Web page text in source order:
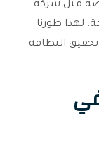
مثل شركة
لهذا طورنا
النظافة